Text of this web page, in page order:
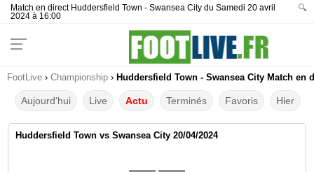
Match en direct Huddersfield Town - Swansea City du Samedi 20 avril
2024 à 16:00
🔍
FootLive › Championship › Huddersfield Town - Swansea City Match en
Aujourd'hui Live Actu Terminés Favoris Hier
Huddersfield Town vs Swansea City 20/04/2024